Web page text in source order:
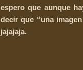
espero que aunque
decir que “una
jajajaja.